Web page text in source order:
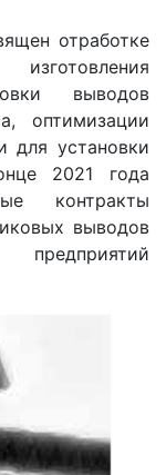
отработке
выводов
оптимизации
для установки
2021 года
контракты
выводов